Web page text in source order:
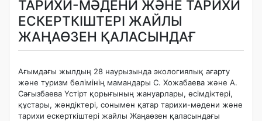
ТАРИХИ-МӘДЕНИ ЖӘНЕ ТАРИХИ
ЕСКЕРТКІШТЕРІ ЖАЙЛЫ
ЖАҢАӨЗЕН ҚАЛАСЫНДАҒ
Ағымдағы жылдың 28 наурызында экологиялық ағарту
және туризм бөлімінің мамандары С. Хожабаева және А.
Сағызбаева Үстірт қорығының жануарлары, өсімдіктері,
құстары, жәндіктері, сонымен қатар тарихи-мәдени және
тарихи ескерткіштері жайлы Жаңаөзен қаласындағы